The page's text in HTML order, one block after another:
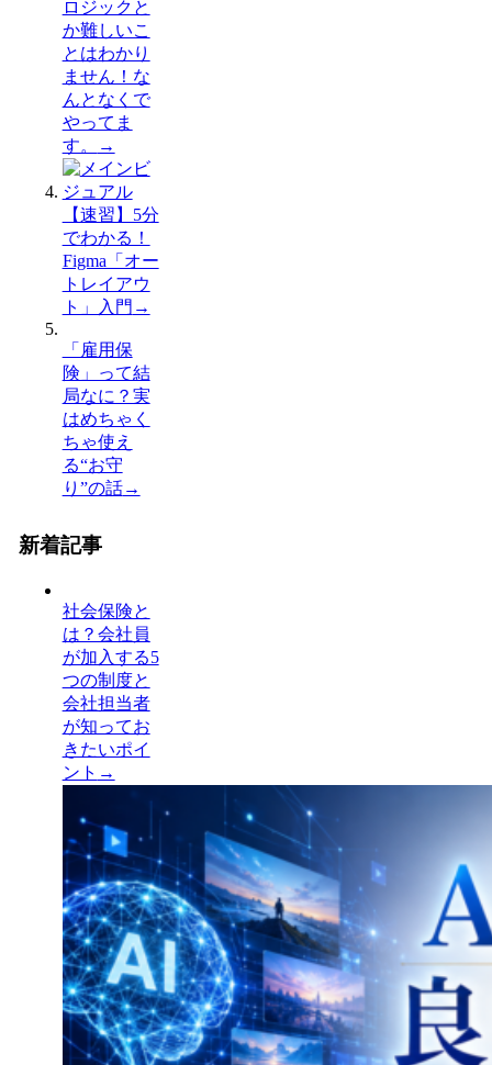
ロジックと
か難しいこ
とはわかり
ません！な
んとなくで
やってま
す。
→
【速習】5分
でわかる！
Figma「オー
トレイアウ
ト」入門 →
「雇用保
険」って結
局なに？実
はめちゃく
ちゃ使え
る“お守
り”の話→
新着記事
社会保険と
は？会社員
が加入する5
つの制度と
会社担当者
が知ってお
きたいポイ
ント →